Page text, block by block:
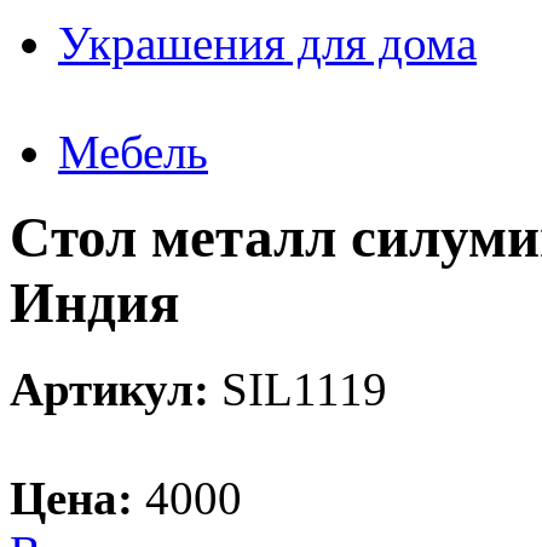
Украшения для дома
Мебель
Cтол металл
Индия
Артикул: SIL1119
Цена: 4000